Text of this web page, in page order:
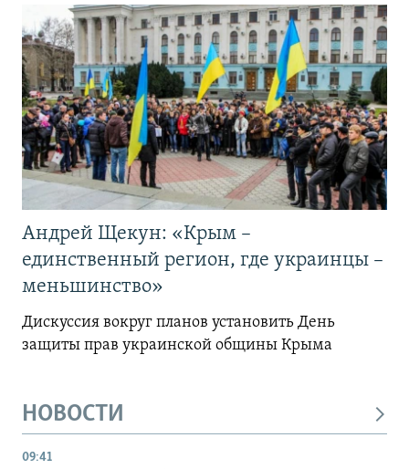
Андрей Щекун: «Крым –
единственный регион, где украинцы –
меньшинство»
Дискуссия вокруг планов установить День
защиты прав украинской общины Крыма
НОВОСТИ
09:41